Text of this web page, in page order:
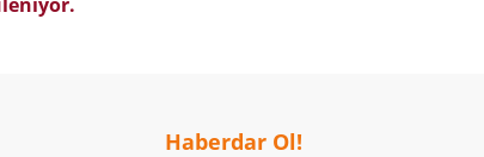
Haberdar Ol!